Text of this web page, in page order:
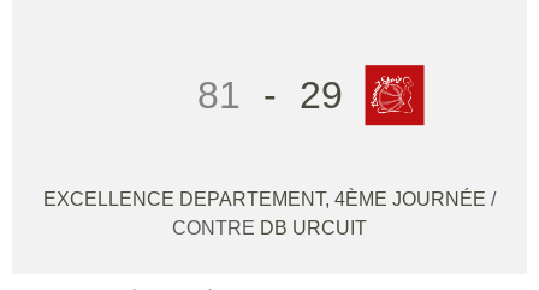
81 - 29
EXCELLENCE DEPARTEMENT, 4ÈME JOURNÉE /
CONTRE DB URCUIT